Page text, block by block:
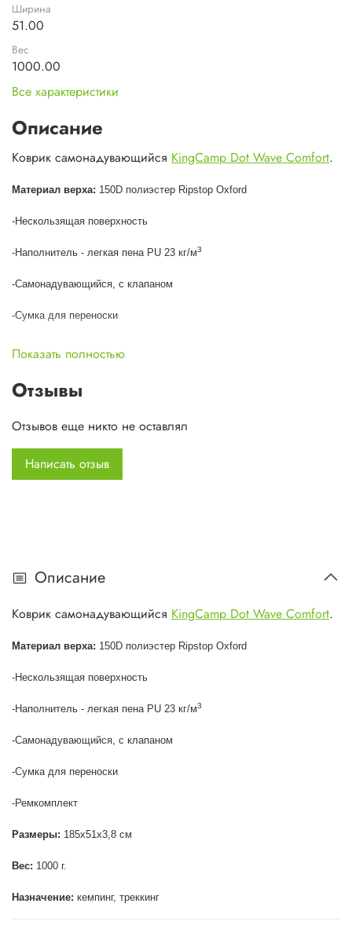
Ширина
51.00
Вес
1000.00
Все характеристики
Описание
Коврик самонадувающийся KingCamp Dot Wave Comfort.
Материал верха: 150D полиэстер Ripstop Oxford
-Нескользящая поверхность
-Наполнитель - легкая пена PU 23 кг/м3
-Самонадувающийся, с клапаном
-Сумка для переноски
-Ремкомплект
Показать полностью
Отзывы
Отзывов еще никто не оставлял
Написать отзыв
Описание
Коврик самонадувающийся KingCamp Dot Wave Comfort.
Материал верха: 150D полиэстер Ripstop Oxford
-Нескользящая поверхность
-Наполнитель - легкая пена PU 23 кг/м3
-Самонадувающийся, с клапаном
-Сумка для переноски
-Ремкомплект
Размеры: 185х51х3,8 см
Вес: 1000 г.
Назначение: кемпинг, треккинг